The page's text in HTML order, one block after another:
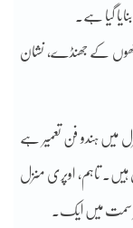
گیا ہے۔
سکھوں کے جھنڈے، نشان
میں ہندو فن تعمیر ہے
تاہم، اوپری منزل